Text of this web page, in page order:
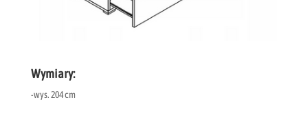
Wymiary:
-wys. 204 cm